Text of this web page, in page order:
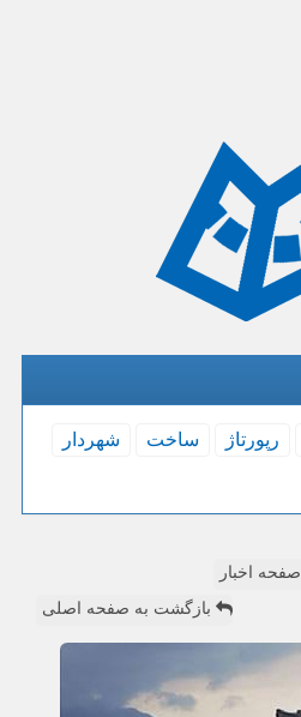
رپورتاژ ساخت
شهردار
صفحه اخبار
بازگشت به صفحه اصلی